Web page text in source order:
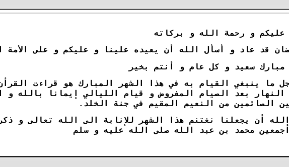
عليكم و رحمة الله و بركاته
قد عاد و أسأل الله أن يعيده علينا و عليكم و على الأمة
مبارك سعيد و كل عام و أنتم بخير
ما ينبغي القيام به في هذا الشهر المبارك هو قراءت
النهار بعد الصيام المفروض و قيام الليالي إيمانا بالله و
الصائمين من النعيم المقيم في جنة الخلد.
أن يجعلنا نغتنم هذا الشهر للإنابة الى الله تعالى و
محمد بن عبد الله صلى الله عليه و سلم